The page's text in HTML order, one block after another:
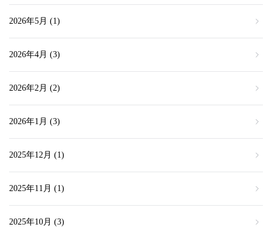
2026年5月 (1)
2026年4月 (3)
2026年2月 (2)
2026年1月 (3)
2025年12月 (1)
2025年11月 (1)
2025年10月 (3)